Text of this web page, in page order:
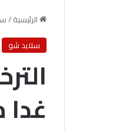
الرئيسية/
سلايد شو